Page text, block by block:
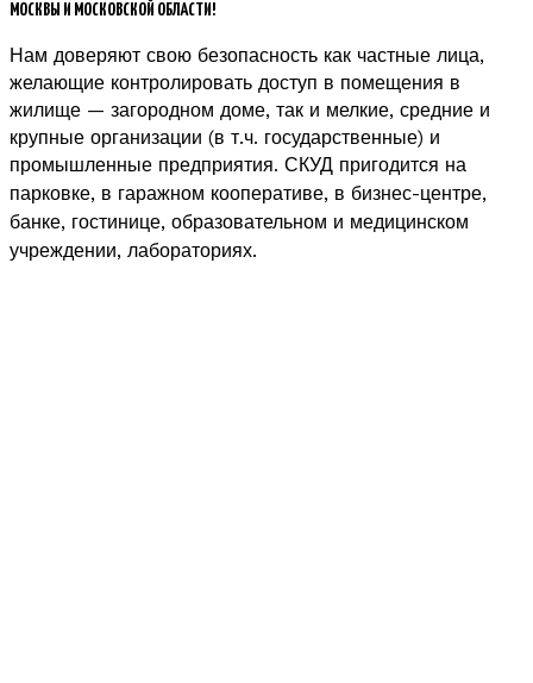
МОСКВЫ И МОСКОВСКОЙ ОБЛАСТИ!
Нам доверяют свою безопасность как частные лица,
желающие контролировать доступ в помещения в
жилище — загородном доме, так и мелкие, средние и
крупные организации (в т.ч. государственные) и
промышленные предприятия. СКУД пригодится на
парковке, в гаражном кооперативе, в бизнес-центре,
банке, гостинице, образовательном и медицинском
учреждении, лабораториях.